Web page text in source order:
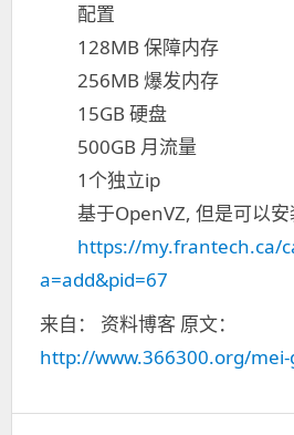
配置
128MB 保障内存
256MB 爆发内存
15GB 硬盘
500GB 月流量
1个独立ip
基于OpenVZ, 但是可以安
https://my.frantech.ca/
a=add&pid=67
来自： 资料博客 原文：
http://www.366300.org/